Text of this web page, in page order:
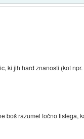
ki jih hard znanosti (kot
boš razumel točno tistega,